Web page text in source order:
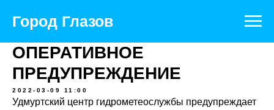
Город Глазовобразования
ОПЕРАТИВНОЕ
ПРЕДУПРЕЖДЕНИЕ
2022-03-09 11:00
Удмуртский центр гидрометеослужбы предупреждает